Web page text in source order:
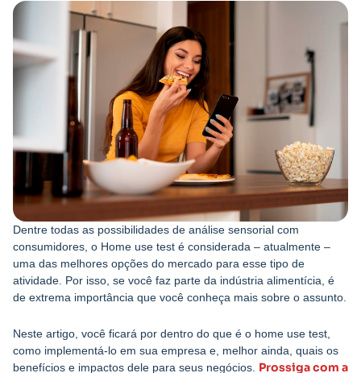
Dentre todas as possibilidades de análise sensorial com
consumidores, o Home use test é considerada – atualmente –
uma das melhores opções do mercado para esse tipo de
atividade. Por isso, se você faz parte da indústria alimentícia, é
de extrema importância que você conheça mais sobre o assunto.
Neste artigo, você ficará por dentro do que é o home use test,
como implementá-lo em sua empresa e, melhor ainda, quais os
benefícios e impactos dele para seus negócios. Prossiga com a